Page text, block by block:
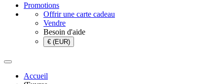
Promotions
Offrir une carte cadeau
Vendre
Besoin d'aide
€ (EUR)
Accueil